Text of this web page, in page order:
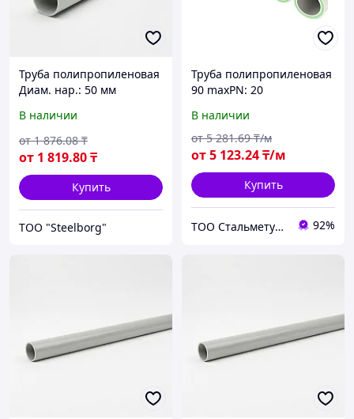
Труба полипропиленовая
Диам. нар.: 50 мм
В наличии
от 1 819.80₸
от 1 876.08 ₸
Купить
ТОО "Steelborg"
Труба полипропиленовая
90 maxPN: 20
В наличии
от5 123.24₸/м
от 5 281.69 ₸/м
Купить
ТОО Стальметурал 92%